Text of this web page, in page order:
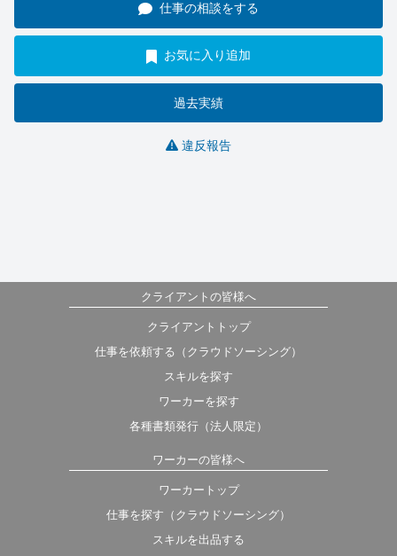
仕事の相談をする
お気に入り追加
過去実績
違反報告
クライアントの皆様へ
クライアントトップ
仕事を依頼する（クラウドソーシング）
スキルを探す
ワーカーを探す
各種書類発行（法人限定）
ワーカーの皆様へ
ワーカートップ
仕事を探す（クラウドソーシング）
スキルを出品する